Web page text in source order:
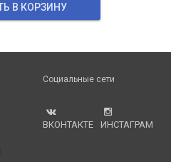
В КОРЗИНУ
Социальные сети
ВКОНТАКТЕ ИНСТАГРАМ